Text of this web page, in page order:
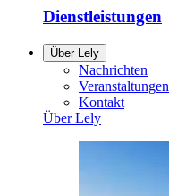
Dienstleistungen
Über Lely
Nachrichten
Veranstaltungen
Kontakt
Über Lely